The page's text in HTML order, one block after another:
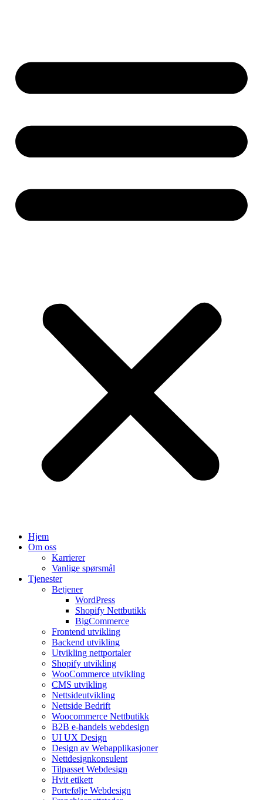
Hjem
Om oss
Karrierer
Vanlige spørsmål
Tjenester
Betjener
WordPress
Shopify Nettbutikk
BigCommerce
Frontend utvikling
Backend utvikling
Utvikling nettportaler
Shopify utvikling
WooCommerce utvikling
CMS utvikling
Nettsideutvikling
Nettside Bedrift
Woocommerce Nettbutikk
B2B e-handels webdesign
UI UX Design
Design av Webapplikasjoner
Nettdesignkonsulent
Tilpasset Webdesign
Hvit etikett
Portefølje Webdesign